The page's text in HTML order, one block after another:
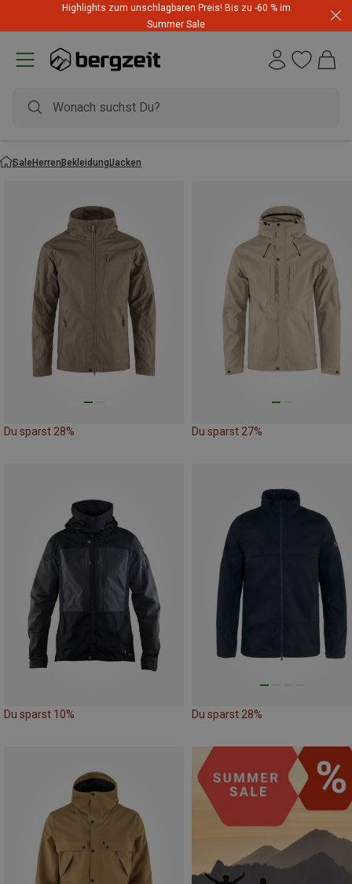
Highlights zum unschlagbaren Preis! Bis zu -60 % im
Summer Sale
SaleHerrenBekleidungJacken
Du sparst 28% Du sparst 27%
Du sparst 10% Du sparst 28%